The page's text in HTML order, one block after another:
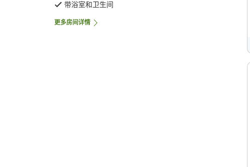
带浴室和卫生间
更多房间详情